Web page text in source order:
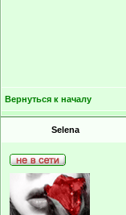
Вернуться к началу
Selena